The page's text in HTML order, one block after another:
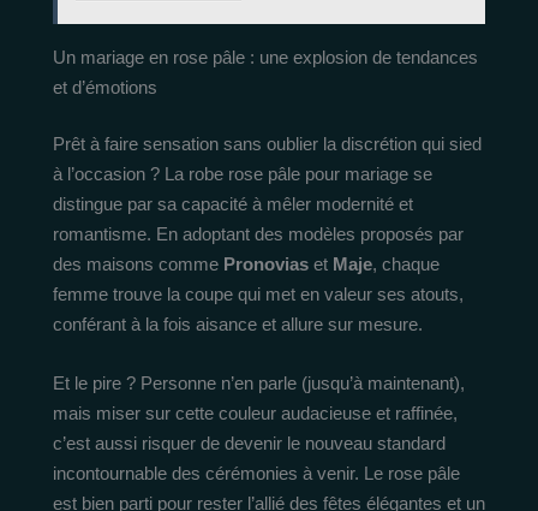
Un mariage en rose pâle : une explosion de tendances
et d’émotions
Prêt à faire sensation sans oublier la discrétion qui sied
à l’occasion ? La robe rose pâle pour mariage se
distingue par sa capacité à mêler modernité et
romantisme. En adoptant des modèles proposés par
des maisons comme Pronovias et Maje, chaque
femme trouve la coupe qui met en valeur ses atouts,
conférant à la fois aisance et allure sur mesure.
Et le pire ? Personne n’en parle (jusqu’à maintenant),
mais miser sur cette couleur audacieuse et raffinée,
c’est aussi risquer de devenir le nouveau standard
incontournable des cérémonies à venir. Le rose pâle
est bien parti pour rester l’allié des fêtes élégantes et un